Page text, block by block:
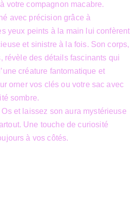
votre compagnon macabre.
avec précision grâce à
yeux peints à la main lui confèrent
et sinistre à la fois. Son corps,
révèle des détails fascinants qui
créature fantomatique et
orner vos clés ou votre sac avec
sombre.
et laissez son aura mystérieuse
Une touche de curiosité
à vos côtés.